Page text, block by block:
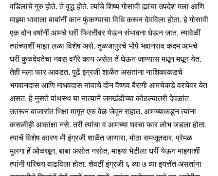
वडिलांचे गुरु होते. ते वृद्ध होते. त्यांचे शिष्य गोसावी ह्यांचा उपदेश मला आणि
माझ्या भावाला बाबांनीं कान फुंकण्याचा विधि करून देवविला होता. हे गोसावी
एक दोन वर्षांनीं आमचे घरीं फिरतीवर येऊन संभावना घेऊन जात. त्यावेळीं
त्यांच्याशीं माझा लळा विशेष असे. तुळजापुरचे भोपे भवानराव कदम आमचे
घरीं कुळदेवतेचा नवस वगैरे काय असेल तें घेऊन जाण्यास मधून मधून येत.
तेही मला फार आवडत. पुढें इंग्रजी शाळेंत असतांना नाशिकाकडचे
भगवानदास आणि माधवदास नांवाचे दोन वैष्णव बैरागी आमचेकडे वरचेवर येत
असत. हे नुसते पांथस्थ या नात्यानें जमखंडीच्या कोठल्यातरी देवळांत
उतरून बाजारांत भिक्षा मागून एक वेळ जेवून राहात. आमच्याकडून त्यांना
कसलीही आकांक्षा नसे. तरी त्यांचा व आमच्या घरचा फार लोभ जडला होता.
त्याचें विशेष कारण मी इंग्रजी शाळेंत जाणारा, मोठा समजूतदार, प्रेमळ
मुलगा हें ओळखून, बाबा असोत नसोत, माझ्या भेटीला घरीं येऊन माझ्याशीं
त्यांनी परिचय वाढविला होता. शेवटीं इंग्रजी ६ व्या ७ व्या इयत्तेंत असतांना